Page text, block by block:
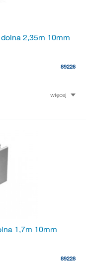
2,35m 10mm
89226
więcej
1,7m 10mm
89228